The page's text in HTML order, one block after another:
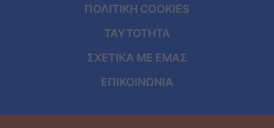
ΠΟΛΙΤΙΚΗ COOKIES
ΤΑΥΤΟΤΗΤΑ
ΣΧΕΤΙΚΑ ΜΕ ΕΜΑΣ
ΕΠΙΚΟΙΝΩΝΙΑ